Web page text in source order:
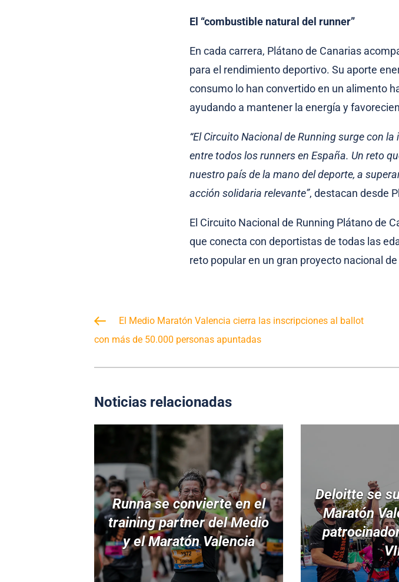
El “combustible natural del runner”
En cada carrera, Plátano de Canarias
para el rendimiento deportivo. Su aporte
consumo lo han convertido en un alimento
ayudando a mantener la energía y
“El Circuito Nacional de Running surge con
entre todos los runners en España. Un reto
nuestro país de la mano del deporte, a
acción solidaria relevante”, destacan desde
El Circuito Nacional de Running Plátano de
que conecta con deportistas de todas las
reto popular en un gran proyecto nacional
El Medio Maratón Valencia cierra las inscripciones al ballot
con más de 50.000 personas apuntadas
Noticias relacionadas
Runna se convierte en el
training partner del Medio
y el Maratón Valencia
Deloitte se
Maratón